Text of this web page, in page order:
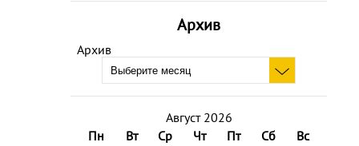
Архив
Архив
Август 2026
Пн
Вт Ср Чт Пт Сб
Вс